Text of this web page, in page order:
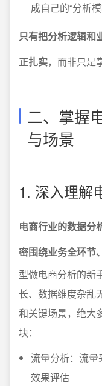
成自己的“分析
只有把分析逻辑和
正扎实，而非只是
二、掌握
与场景
1. 深入理解
电商行业的数据分
密围绕业务全环节
型做电商分析的新
长、数据维度杂乱
和关键场景，绝大
块：
流量分析：流
效果评估